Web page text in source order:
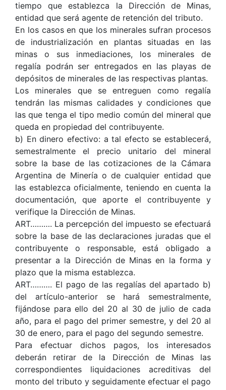
tiempo que establezca la Dirección de Minas,
entidad que será agente de retención del tributo.
En los casos en que los minerales sufran procesos
de industrialización en plantas situadas en las
minas o sus inmediaciones, los minerales de
regalía podrán ser entregados en las playas de
depósitos de minerales de las respectivas plantas.
Los minerales que se entreguen como regalía
tendrán las mismas calidades y condiciones que
las que tenga el tipo medio común del mineral que
queda en propiedad del contribuyente.
b) En dinero efectivo: a tal efecto se establecerá,
semestralmente el precio unitario del mineral
sobre la base de las cotizaciones de la Cámara
Argentina de Minería o de cualquier entidad que
las establezca oficialmente, teniendo en cuenta la
documentación, que aporte el contribuyente y
verifique la Dirección de Minas.
ART………. La percepción del impuesto se efectuará
sobre la base de las declaraciones juradas que el
contribuyente o responsable, está obligado a
presentar a la Dirección de Minas en la forma y
plazo que la misma establezca.
ART………. El pago de las regalías del apartado b)
del artículo-anterior se hará semestralmente,
fijándose para ello del 20 al 30 de julio de cada
año, para el pago del primer semestre, y del 20 al
30 de enero, para el pago del segundo semestre.
Para efectuar dichos pagos, los interesados
deberán retirar de la Dirección de Minas las
correspondientes liquidaciones acreditivas del
monto del tributo y seguidamente efectuar el pago